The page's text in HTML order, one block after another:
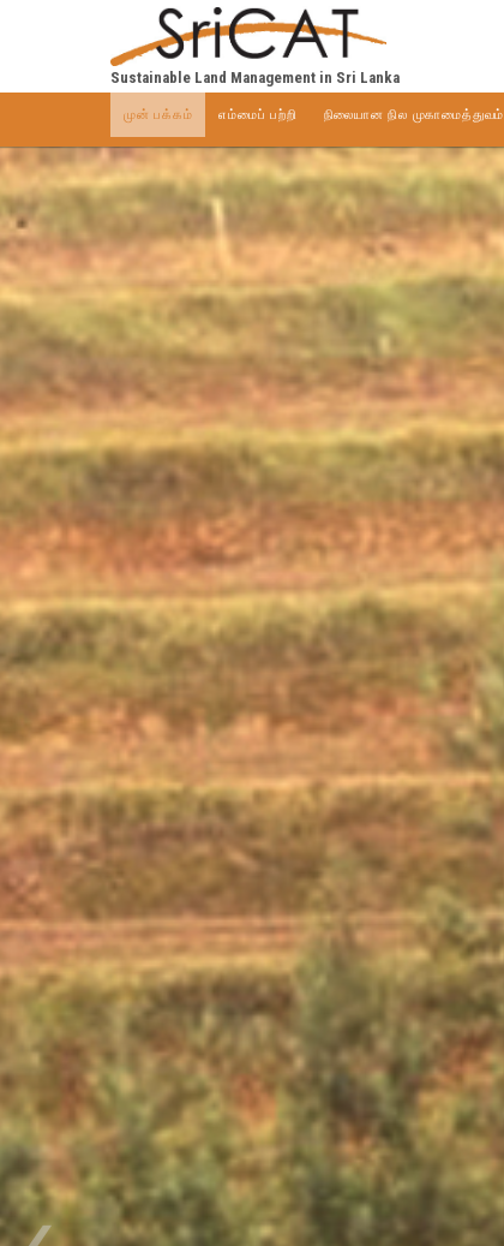
Sustainable Land Management in Sri Lanka
முன் பக்கம் எம்மைப் பற்றி நிலையான நில முகாமைத்துவம்